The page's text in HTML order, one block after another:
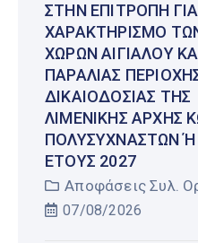
ΣΤΗΝ ΕΠΙΤΡΟΠΉ
ΧΑΡΑΚΤΗΡΙΣΜΌ
ΧΏΡΩΝ ΑΙΓΙΑΛΟΎ
ΠΑΡΑΛΊΑΣ
ΔΙΚΑΙΟΔΟΣΊΑΣ ΤΗΣ
ΛΙΜΕΝΙΚΉΣ ΑΡΧΉΣ
ΠΟΛΥΣΎΧΝΑΣΤΩΝ Ή
ΤΟΥΣ 2027
Αποφάσεις Συλ.
07/08/2026